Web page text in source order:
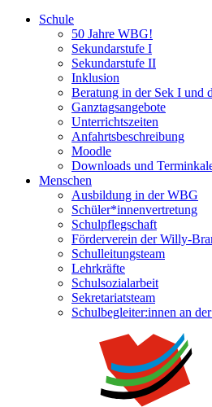
Schule
50 Jahre WBG!
Sekundarstufe I
Sekundarstufe II
Inklusion
Beratung in der Sek I und
Ganztagsangebote
Unterrichtszeiten
Anfahrtsbeschreibung
Moodle
Downloads und
Menschen
Ausbildung in der WBG
Schüler*innenvertretung
Schulpflegschaft
Förderverein der Willy-
Schulleitungsteam
Lehrkräfte
Schulsozialarbeit
Sekretariatsteam
Schulbegleiter:innen an